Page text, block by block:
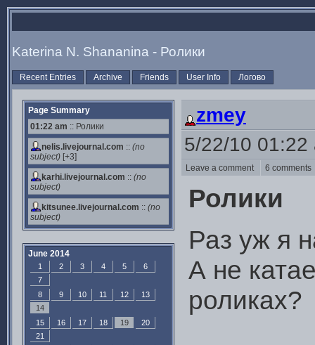
Katerina N. Shananina - Ролики
Recent Entries Archive Friends User Info Логово
Page Summary
01:22 am :: Ролики
nelis.livejournal.com :: (no
subject) [+3]
karhi.livejournal.com :: (no
subject)
kitsunee.livejournal.com :: (no
subject)
June 2014
1 2 3 4 5
6
7
8
9 10 11 12
13
14
15
16 17 18 19
20
21
zmey
5/22/10 01:22
Leave a comment 6
Ролики
Раз уж я
А не
роликах?